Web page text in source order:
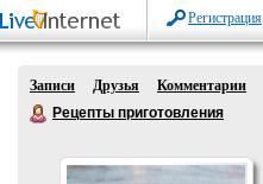
Регистрация
Записи Друзья
Комментарии
Рецепты приготовления